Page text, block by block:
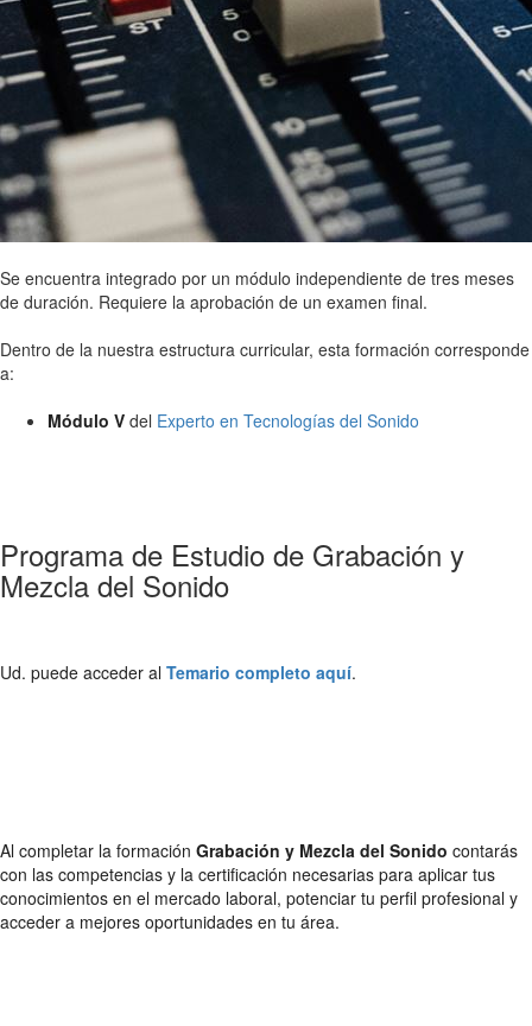
Se encuentra integrado por un módulo independiente de tres meses
de duración. Requiere la aprobación de un examen final.
Dentro de la nuestra estructura curricular, esta formación corresponde
a:
Módulo V del Experto en Tecnologías del Sonido
Programa de Estudio de Grabación y
Mezcla del Sonido
Ud. puede acceder al Temario completo aquí.
Al completar la formación Grabación y Mezcla del Sonido contarás
con las competencias y la certificación necesarias para aplicar tus
conocimientos en el mercado laboral, potenciar tu perfil profesional y
acceder a mejores oportunidades en tu área.